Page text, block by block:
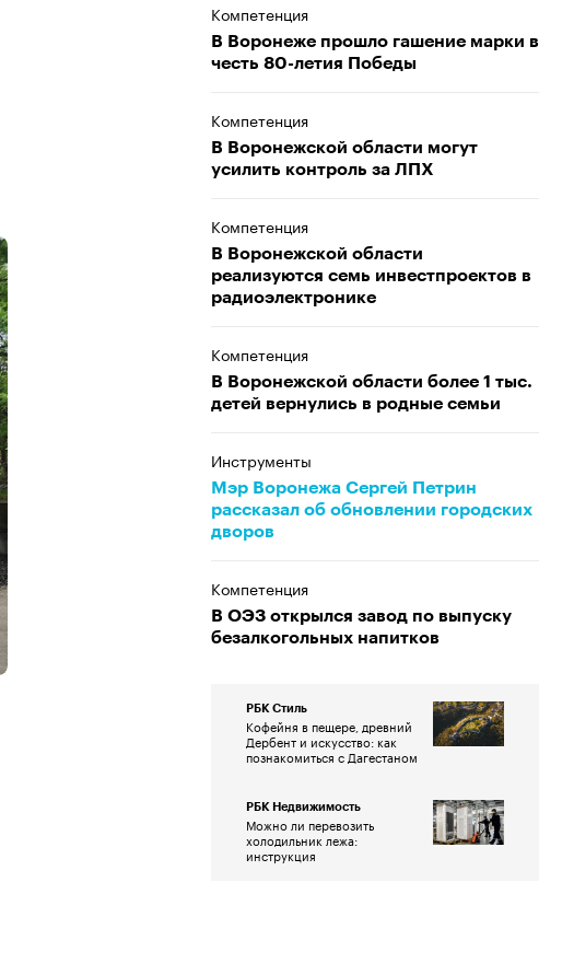
Компетенция
В Воронеже прошло гашение марки в
честь 80-летия Победы
Компетенция
В Воронежской области могут
усилить контроль за ЛПХ
Компетенция
В Воронежской области
реализуются семь инвестпроектов в
радиоэлектронике
Компетенция
В Воронежской области более 1 тыс.
детей вернулись в родные семьи
Инструменты
Мэр Воронежа Сергей Петрин
рассказал об обновлении городских
дворов
Компетенция
В ОЭЗ открылся завод по выпуску
безалкогольных напитков
РБК Стиль
Кофейня в пещере, древний
Дербент и искусство: как
познакомиться с Дагестаном
РБК Недвижимость
Можно ли перевозить
холодильник лежа:
инструкция